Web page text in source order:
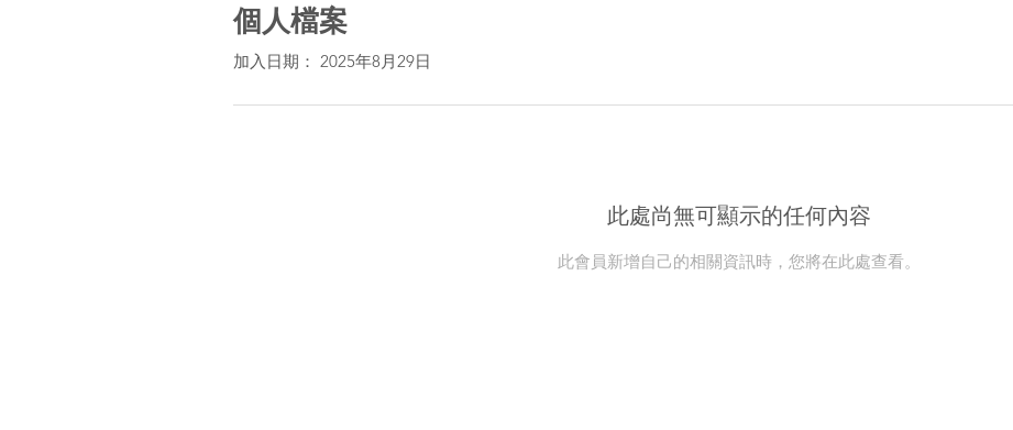
個人檔案
加入日期： 2025年8月29日
此處尚無可顯示的任何內容
此會員新增自己的相關資訊時，您將在此處查看。